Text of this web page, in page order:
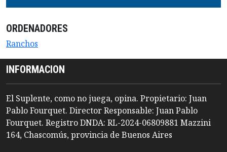
ORDENADORES
Ranchos
INFORMACION
El Suplente, como no juega, opina. Propietario: Juan
Pablo Fourquet. Director Responsable: Juan Pablo
Fourquet. Registro DNDA: RL-2024-06809881 Mazzini
164, Chascomús, provincia de Buenos Aires